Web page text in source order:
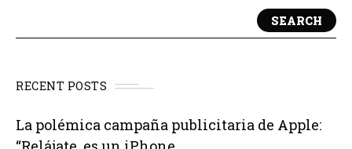
SEARCH
RECENT POSTS
La polémica campaña publicitaria de Apple: